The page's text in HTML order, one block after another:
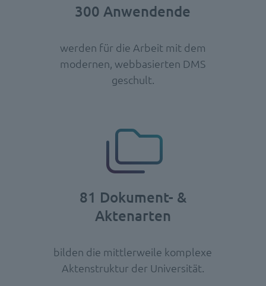
300 Anwendende
werden für die Arbeit mit dem
modernen, webbasierten DMS
geschult.
81 Dokument- &
Aktenarten
bilden die mittlerweile komplexe
Aktenstruktur der Universität.